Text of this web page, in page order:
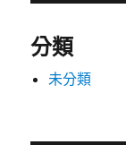
分類
未分類